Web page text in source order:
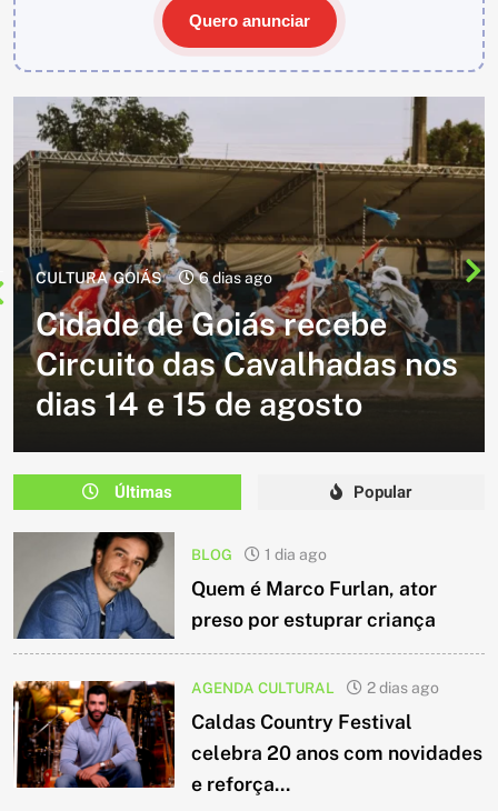
Quero anunciar
CULTURA 2 semanas ago
Cavalgada do Batom está de
volta e promete reunir
milhares de participantes
em Caldazinha
Últimas Popular
BLOG 1 dia ago
Quem é Marco Furlan, ator
preso por estuprar criança
AGENDA CULTURAL 2 dias ago
Caldas Country Festival
celebra 20 anos com novidades
e reforça...